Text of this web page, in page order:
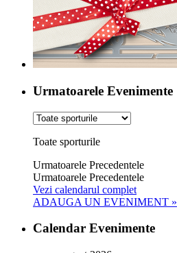
Urmatoarele Evenimente
Toate sporturile
Urmatoarele Precedentele
Urmatoarele Precedentele
Vezi calendarul complet
ADAUGA UN EVENIMENT »
Calendar Evenimente